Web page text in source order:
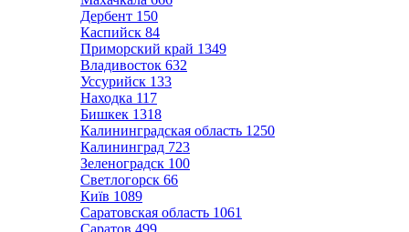
Дербент 150
Каспийск 84
Приморский край 1349
Владивосток 632
Уссурийск 133
Находка 117
Бишкек 1318
Калининградская область 1250
Калининград 723
Зеленоградск 100
Светлогорск 66
Київ 1089
Саратовская область 1061
Саратов 499